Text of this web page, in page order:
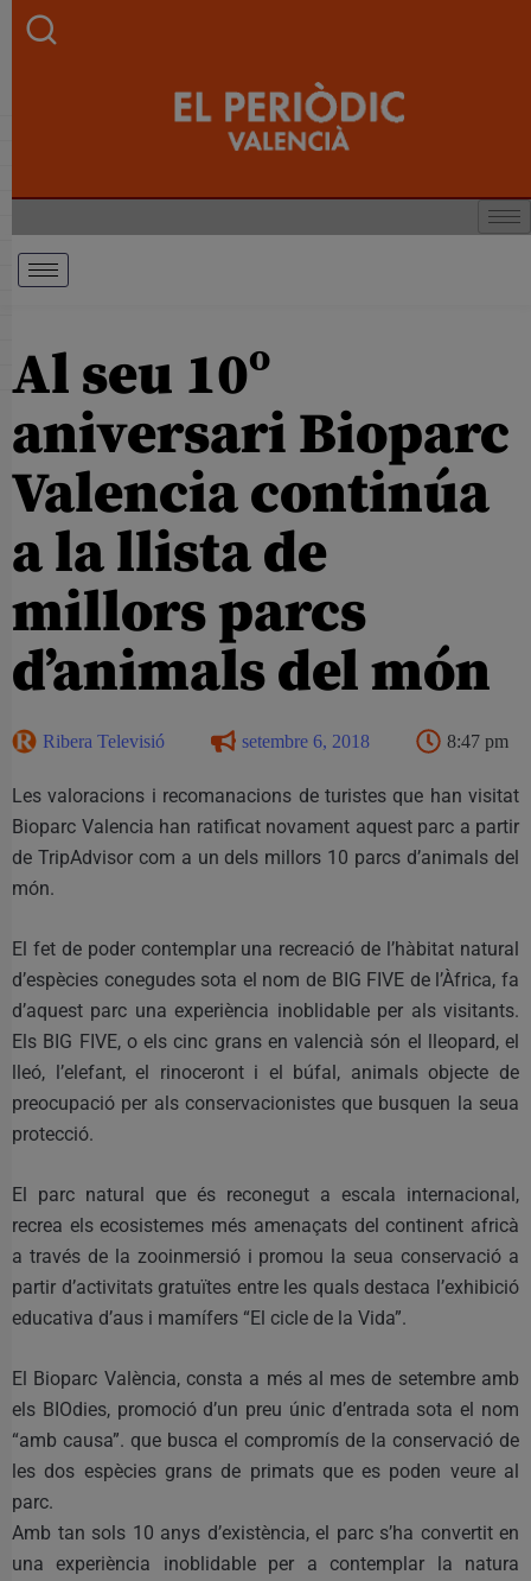
Al seu 10º
aniversari Bioparc
Valencia continúa
a la llista de
millors parcs
d’animals del món
Ribera Televisió setembre 6, 2018 8:47 pm
Les valoracions i recomanacions de turistes que han visitat
Bioparc Valencia han ratificat novament aquest parc a partir
de TripAdvisor com a un dels millors 10 parcs d’animals del
món.
El fet de poder contemplar una recreació de l’hàbitat natural
d’espècies conegudes sota el nom de BIG FIVE de l’Àfrica, fa
d’aquest parc una experiència inoblidable per als visitants.
Els BIG FIVE, o els cinc grans en valencià són el lleopard, el
lleó, l’elefant, el rinoceront i el búfal, animals objecte de
preocupació per als conservacionistes que busquen la seua
protecció.
El parc natural que és reconegut a escala internacional,
recrea els ecosistemes més amenaçats del continent africà
a través de la zooinmersió i promou la seua conservació a
partir d’activitats gratuïtes entre les quals destaca l’exhibició
educativa d’aus i mamífers “El cicle de la Vida”.
El Bioparc València, consta a més al mes de setembre amb
els BIOdies, promoció d’un preu únic d’entrada sota el nom
“amb causa”. que busca el compromís de la conservació de
les dos espècies grans de primats que es poden veure al
parc.
Amb tan sols 10 anys d’existència, el parc s’ha convertit en
una experiència inoblidable per a contemplar la natura